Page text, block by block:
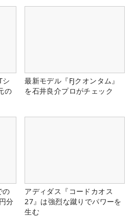
シ
の
最新モデル『FJクオンタム』
を石井良介プロがチェック
の
分
アディダス『コードカオス
27』は強烈な蹴りでパワーを
生む